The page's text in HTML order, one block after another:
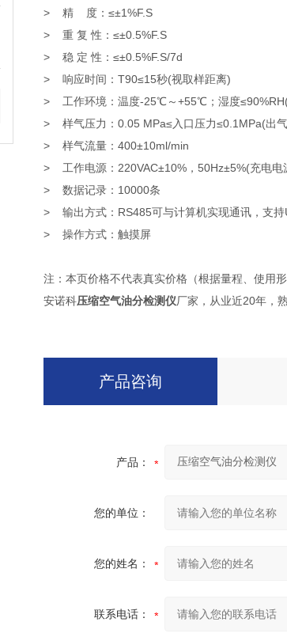
> 精 度：≤±1%F.S
> 重 复 性：≤±0.5%F.S
> 稳 定 性：≤±0.5%F.S/7d
> 响应时间：T90≤15秒(视取样距离)
> 工作环境：温度-25℃～+55℃；湿度
> 样气压力：0.05 MPa≤入口压力≤0.1MPa(出
> 样气流量：400±10ml/min
> 工作电源：220VAC±10%，50Hz±5%(充电电
> 数据记录：10000条
> 输出方式：RS485可与计算机实现通讯，支持
> 操作方式：触摸屏
注：本页价格不代表真实价格（根据量程、使用
安诺科压缩空气油分检测仪厂家，从业近20年，
产品咨询
产品：
您的单位：
您的姓名：
联系电话：